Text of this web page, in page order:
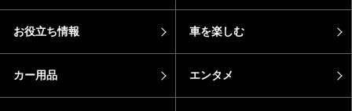
お役立ち情報 車を楽しむ
カー用品 エンタメ